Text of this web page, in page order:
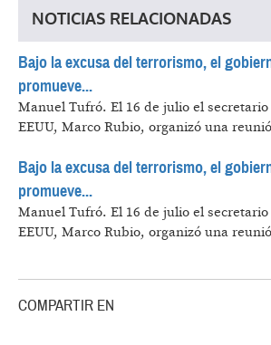
NOTICIAS RELACIONADAS
Bajo la excusa del terrorismo, el
promueve...
Manuel Tufró. El 16 de julio el
EEUU, Marco Rubio, organizó una
Bajo la excusa del terrorismo, el
promueve...
Manuel Tufró. El 16 de julio el
EEUU, Marco Rubio, organizó una
COMPARTIR EN